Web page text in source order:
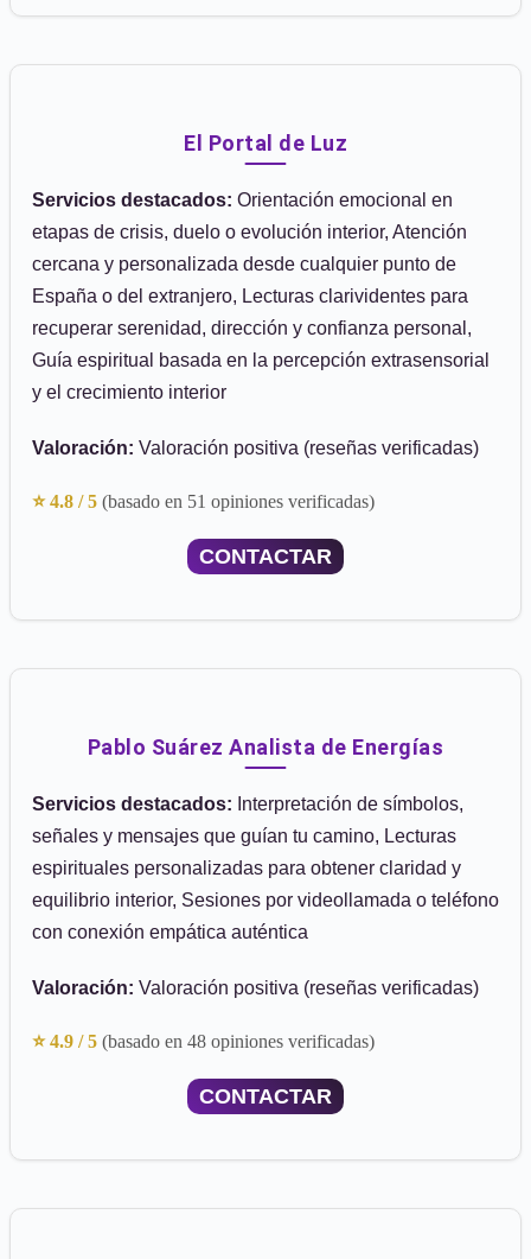
El Portal de Luz
Servicios destacados: Orientación emocional en
etapas de crisis, duelo o evolución interior, Atención
cercana y personalizada desde cualquier punto de
España o del extranjero, Lecturas clarividentes para
recuperar serenidad, dirección y confianza personal,
Guía espiritual basada en la percepción extrasensorial
y el crecimiento interior
Valoración: Valoración positiva (reseñas verificadas)
⭐ 4.8 / 5 (basado en 51 opiniones verificadas)
CONTACTAR
Pablo Suárez Analista de Energías
Servicios destacados: Interpretación de símbolos,
señales y mensajes que guían tu camino, Lecturas
espirituales personalizadas para obtener claridad y
equilibrio interior, Sesiones por videollamada o teléfono
con conexión empática auténtica
Valoración: Valoración positiva (reseñas verificadas)
⭐ 4.9 / 5 (basado en 48 opiniones verificadas)
CONTACTAR